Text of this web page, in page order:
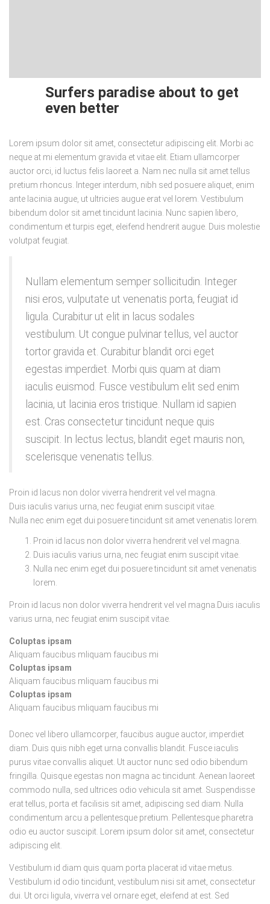
Surfers paradise about to get
even better
Lorem ipsum dolor sit amet, consectetur adipiscing elit. Morbi ac
neque at mi elementum gravida et vitae elit. Etiam ullamcorper
auctor orci, id luctus felis laoreet a. Nam nec nulla sit amet tellus
pretium rhoncus. Integer interdum, nibh sed posuere aliquet, enim
ante lacinia augue, ut ultricies augue erat vel lorem. Vestibulum
bibendum dolor sit amet tincidunt lacinia. Nunc sapien libero,
condimentum et turpis eget, eleifend hendrerit augue. Duis molestie
volutpat feugiat.
Nullam elementum semper sollicitudin. Integer
nisi eros, vulputate ut venenatis porta, feugiat id
ligula. Curabitur ut elit in lacus sodales
vestibulum. Ut congue pulvinar tellus, vel auctor
tortor gravida et. Curabitur blandit orci eget
egestas imperdiet. Morbi quis quam at diam
iaculis euismod. Fusce vestibulum elit sed enim
lacinia, ut lacinia eros tristique. Nullam id sapien
est. Cras consectetur tincidunt neque quis
suscipit. In lectus lectus, blandit eget mauris non,
scelerisque venenatis tellus.
Proin id lacus non dolor viverra hendrerit vel vel magna.
Duis iaculis varius urna, nec feugiat enim suscipit vitae.
Nulla nec enim eget dui posuere tincidunt sit amet venenatis lorem.
Proin id lacus non dolor viverra hendrerit vel vel magna.
Duis iaculis varius urna, nec feugiat enim suscipit vitae.
Nulla nec enim eget dui posuere tincidunt sit amet venenatis
lorem.
Proin id lacus non dolor viverra hendrerit vel vel magna.Duis iaculis
varius urna, nec feugiat enim suscipit vitae.
Coluptas ipsam
Aliquam faucibus mliquam faucibus mi
Coluptas ipsam
Aliquam faucibus mliquam faucibus mi
Coluptas ipsam
Aliquam faucibus mliquam faucibus mi
Donec vel libero ullamcorper, faucibus augue auctor, imperdiet
diam. Duis quis nibh eget urna convallis blandit. Fusce iaculis
purus vitae convallis aliquet. Ut auctor nunc sed odio bibendum
fringilla. Quisque egestas non magna ac tincidunt. Aenean laoreet
commodo nulla, sed ultrices odio vehicula sit amet. Suspendisse
erat tellus, porta et facilisis sit amet, adipiscing sed diam. Nulla
condimentum arcu a pellentesque pretium. Pellentesque pharetra
odio eu auctor suscipit. Lorem ipsum dolor sit amet, consectetur
adipiscing elit.
Vestibulum id diam quis quam porta placerat id vitae metus.
Vestibulum id odio tincidunt, vestibulum nisi sit amet, consectetur
dui. Ut orci ligula, viverra vel ornare eget, eleifend at est. Sed